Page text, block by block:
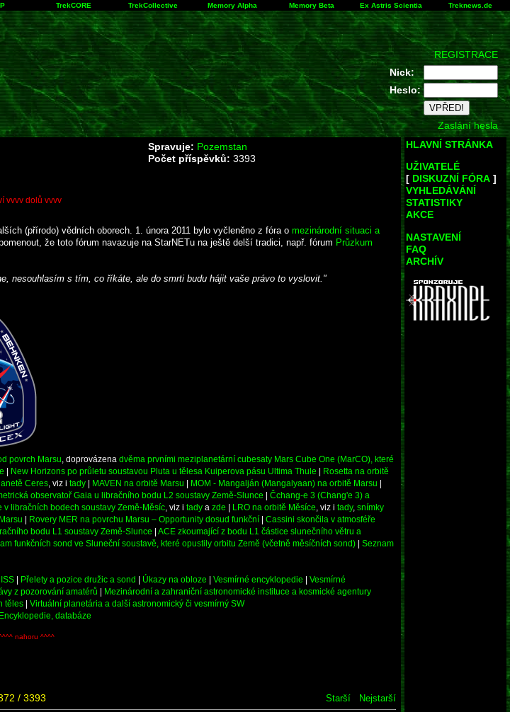
TrekCORE TrekCollective Memory Alpha Memory Beta Ex Astris Scientia Treknews.de
REGISTRACE
Nick:
Heslo:
Zaslání hesla
Spravuje: Pozemstan
Počet příspěvků: 3393
vvvv dolů vvvv
(přírodo) vědních oborech. 1. února 2011 bylo vyčleněno z fóra o mezinárodní situaci a
že toto fórum navazuje na StarNETu na ještě delší tradici, např. fórum Průzkum
nesouhlasím s tím, co říkáte, ale do smrti budu hájit vaše právo to vyslovit."
povrch Marsu , doprovázena dvěma prvními meziplanetární cubesaty Mars Cube One (MarCO), které
New Horizons po průletu soustavou Pluta u tělesa Kuiperova pásu Ultima Thule
Rosetta na orbitě
Ceres , viz i tady MAVEN na orbitě Marsu MOM - Mangalján (Mangalyaan) na orbitě Marsu
observatoř Gaia u libračního bodu L2 soustavy Země-Slunce
Čchang-e 3 (Chang'e 3) a
v libračních bodech soustavy Země-Měsíc , viz i tady a zde LRO na orbitě Měsíce , viz i tady, snímky
Rovery MER na povrchu Marsu – Opportunity dosud funkční
Cassini skončila v atmosféře
bodu L1 soustavy Země-Slunce
ACE zkoumající z bodu L1 částice slunečního větru a
funkčních sond ve Sluneční soustavě, které opustily orbitu Země (včetně měsíčních sond)
Seznam
ISS Přelety a pozice družic a sond Úkazy na obloze Vesmírné encyklopedie
Vesmírné
z pozorování amatérů
Mezinárodní a zahraniční astronomické instituce a kosmické agentury
těles
Virtuální planetária a další astronomický či vesmírný SW
Encyklopedie, databáze
nahoru ^^^^
/ 3393 Starší Nejstarší
HLAVNÍ STRÁNKA
UŽIVATELÉ
[ DISKUZNÍ FÓRA ]
VYHLEDÁVÁNÍ
STATISTIKY
AKCE
NASTAVENÍ
FAQ
ARCHÍV